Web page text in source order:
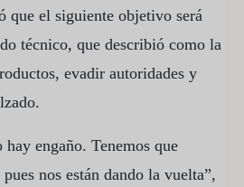
el siguiente objetivo será
técnico, que describió como la
evadir autoridades y
hay engaño. Tenemos que
nos están dando la vuelta”,